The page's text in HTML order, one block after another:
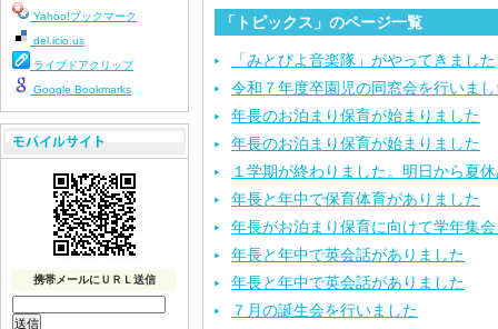
「トピックス」のページ一覧
「みとびよ音楽隊」がやってきました
令和７年度卒園児の同窓会を行いま
年長のお泊まり保育が始まりました
年長のお泊まり保育が始まりました
１学期が終わりました。明日から夏
年長と年中で保育体育がありました
年長がお泊まり保育に向けて学年集
年長と年中で英会話がありました
年長と年中で英会話がありました
７月の誕生会を行いました
Yahoo!ブックマーク
del.icio.us
ライブドアクリップ
Google Bookmarks
携帯メールにＵＲＬ送信